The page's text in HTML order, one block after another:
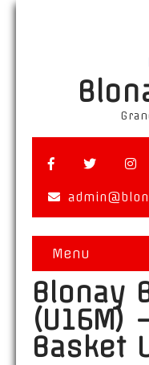
Menu
Blonay
(U16M)
Basket